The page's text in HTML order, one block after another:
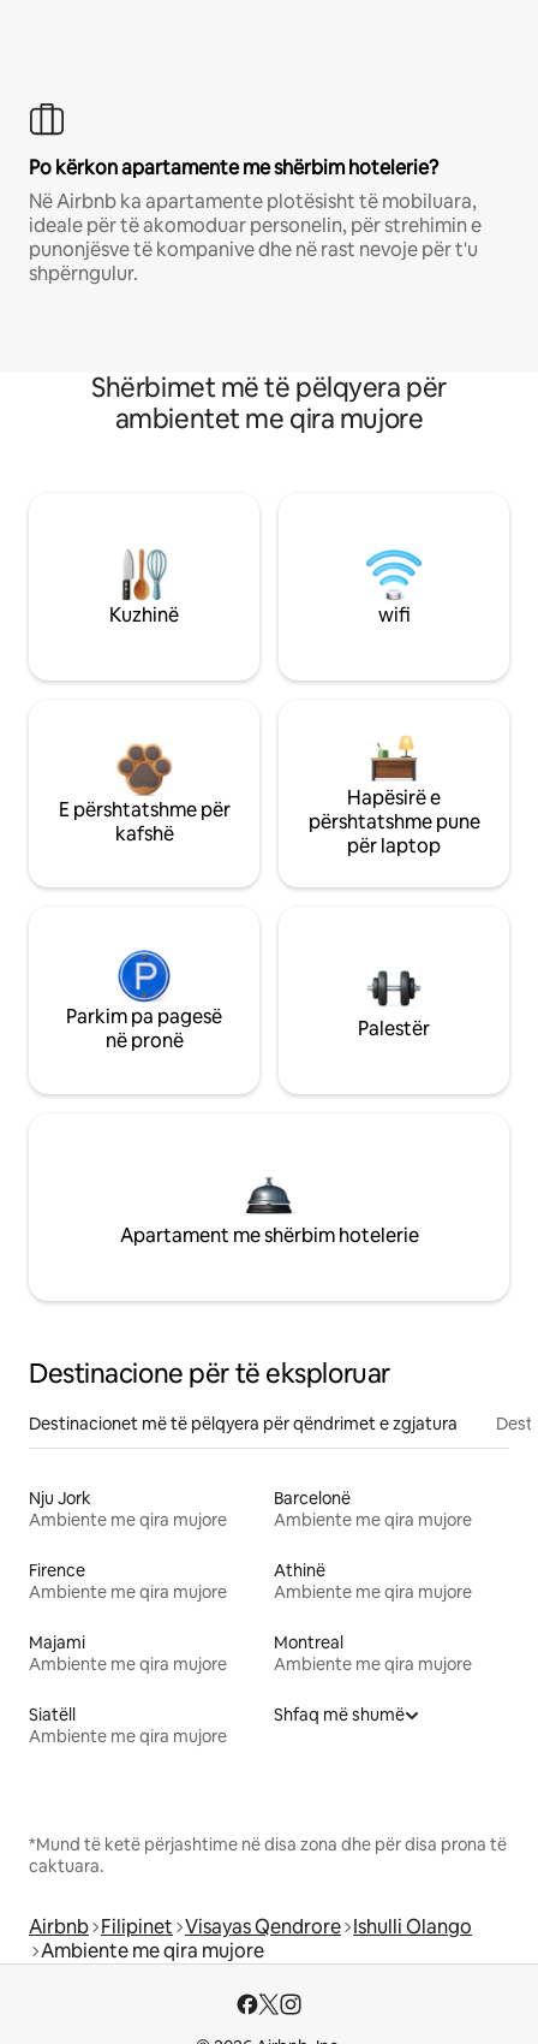
Po kërkon apartamente me shërbim hotelerie?
Në Airbnb ka apartamente plotësisht të mobiluara,
ideale për të akomoduar personelin, për strehimin e
punonjësve të kompanive dhe në rast nevoje për t'u
shpërngulur.
Shërbimet më të pëlqyera për
ambientet me qira mujore
Kuzhinë wifi
E përshtatshme për
kafshë
Hapësirë e
përshtatshme pune
për laptop
Parkim pa pagesë
në pronë
Palestër
Apartament me shërbim hotelerie
Destinacione për të eksploruar
Destinacionet më të pëlqyera për qëndrimet e zgjatura
Nju Jork
Ambiente me qira mujore
Barcelonë
Ambiente me qira mujore
Firence
Ambiente me qira mujore
Athinë
Ambiente me qira mujore
Majami
Ambiente me qira mujore
Montreal
Ambiente me qira mujore
Siatëll
Ambiente me qira mujore
Shfaq më shumë
*Mund të ketë përjashtime në disa zona dhe për disa prona të
caktuara.
Airbnb Filipinet Visayas Qendrore Ishulli Olango
Ambiente me qira mujore